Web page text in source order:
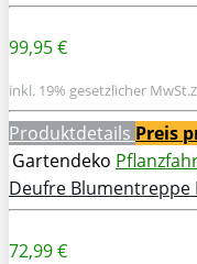
99,95 €
inkl. 19% gesetzlicher MwSt.
Produktdetails Preis
Gartendeko
Deufre
72,99 €